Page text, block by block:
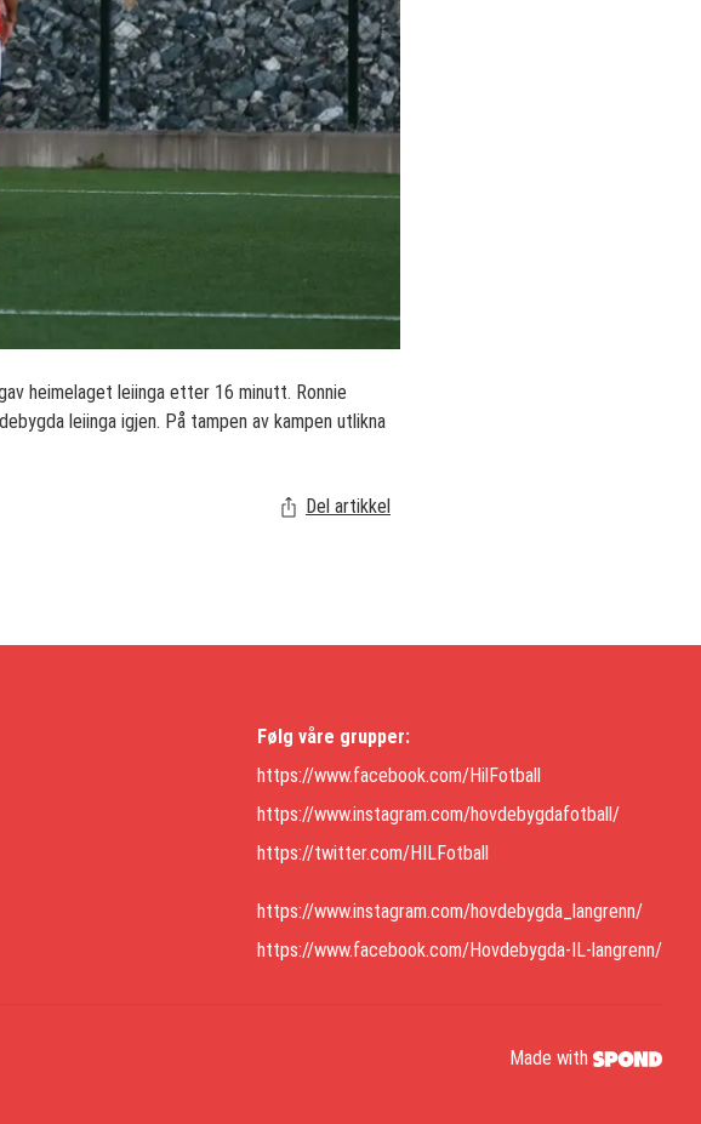
heimelaget leiinga etter 16 minutt. Ronnie
leiinga igjen. På tampen av kampen utlikna
Del artikkel
Følg våre grupper:
https://www.facebook.com/HilFotball
https://www.instagram.com/hovdebygdafotball/
https://twitter.com/HILFotball
https://www.instagram.com/hovdebygda_langrenn/
https://www.facebook.com/Hovdebygda-IL-langrenn/
Made with